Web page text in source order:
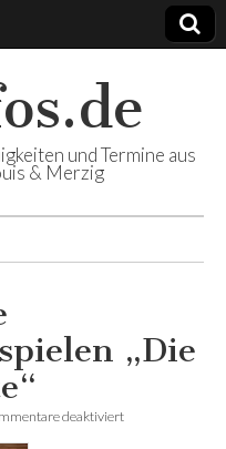
und Termine aus
& Merzig
„Die
deaktiviert